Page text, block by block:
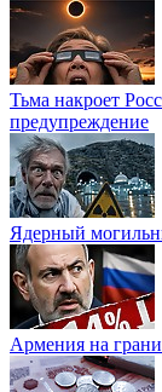
Тьма накроет
предупреждение
Ядерный
Армения на